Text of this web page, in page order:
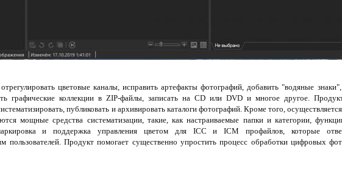
цветовые каналы, исправить артефакты фотографий, добавить "водяные
графические коллекции в ZIP-файлы, записать на CD или DVD и многое другое.
публиковать и архивировать каталоги фотографий. Кроме того,
мощные средства систематизации, такие, как настраиваемые папки и категории,
маркировка и поддержка управления цветом для ICC и ICM профайлов, которые
пользователей. Продукт помогает существенно упростить процесс обработки цифровых